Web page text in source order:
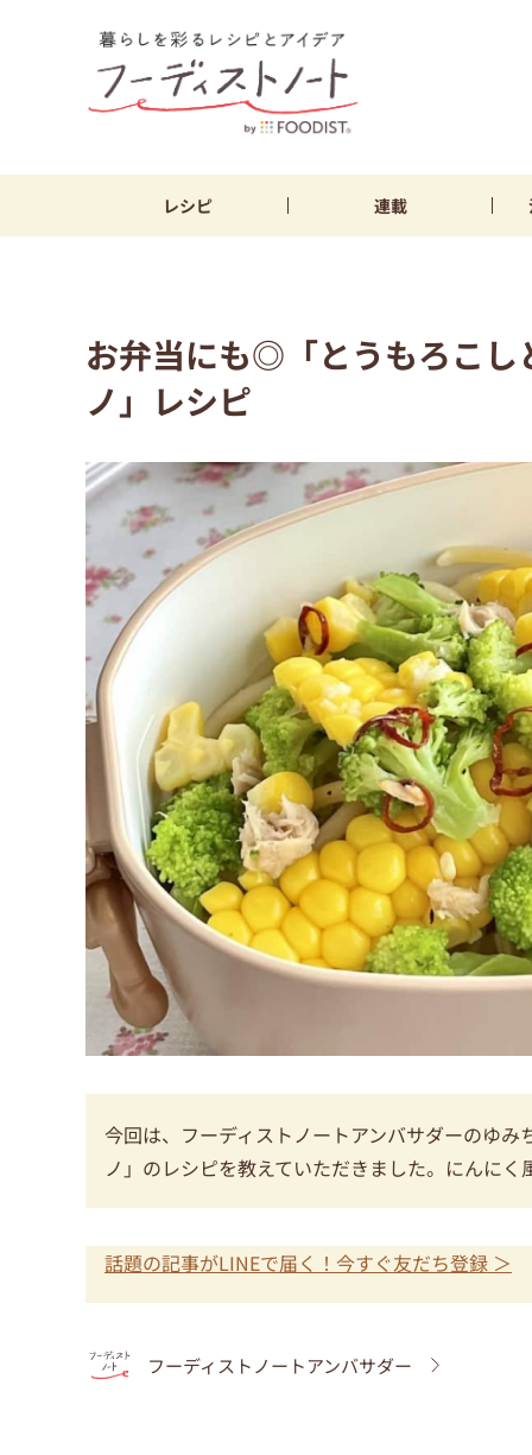
レシピ 連載
お弁当にも◎「とうもろこし
ノ」レシピ
今回は、フーディストノートアンバサダーのゆ
ノ」のレシピを教えていただきました。にんに
話題の記事がLINEで届く！今すぐ友だち登録 ＞
フーディストノートアンバサダー